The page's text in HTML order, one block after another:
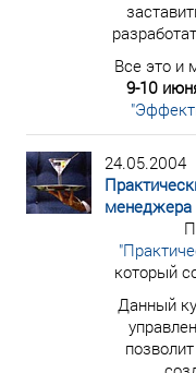
Все это и
9-10
24.05.2004
менеджера
который
Данный